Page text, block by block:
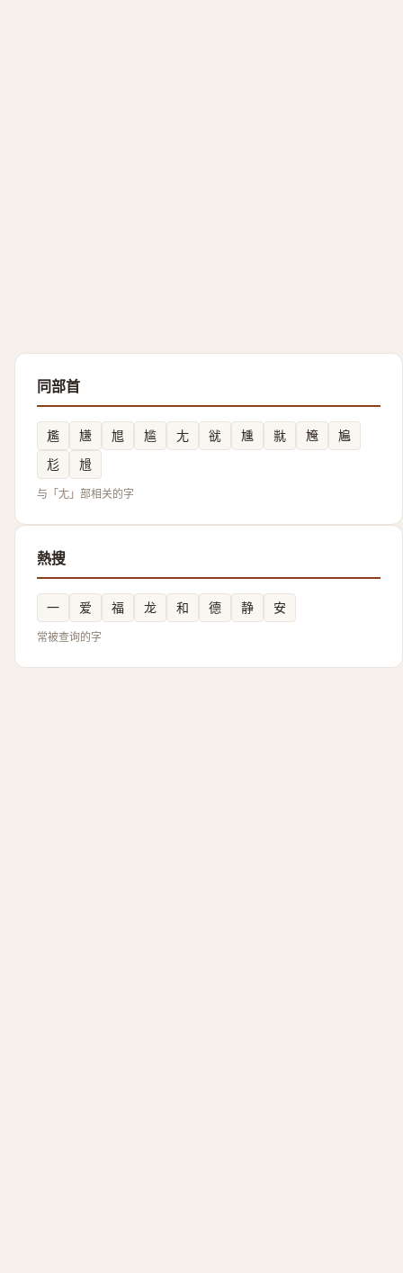
同部首
尷 尲 㞁 尴 尢 㞃 尰 㞊 㞄
㞈
尨
尳
与「尢」部相关的字
熱搜
一 爱 福 龙 和 德 静 安
常被查询的字